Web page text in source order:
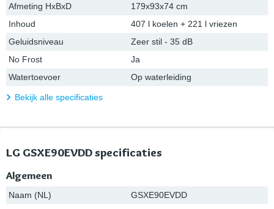
Afmeting HxBxD
179x93x74 cm
Inhoud
407 l koelen + 221 l vriezen
Geluidsniveau
Zeer stil - 35 dB
No Frost
Ja
Watertoevoer
Op waterleiding
Bekijk alle specificaties
LG GSXE90EVDD specificaties
Algemeen
Naam (NL)
GSXE90EVDD